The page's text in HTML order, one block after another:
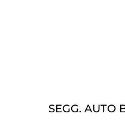
SEGG. AUTO